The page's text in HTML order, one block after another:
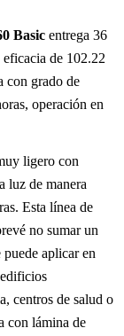
Basic entrega 36
de 102.22
con grado de
operación en
ligero con
luz de manera
Esta línea de
no sumar un
puede aplicar en
centros de salud o
con lámina de